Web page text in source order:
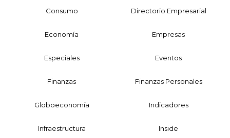
Consumo Directorio Empresarial
Economía Empresas
Especiales Eventos
Finanzas Finanzas Personales
Globoeconomía Indicadores
Infraestructura Inside